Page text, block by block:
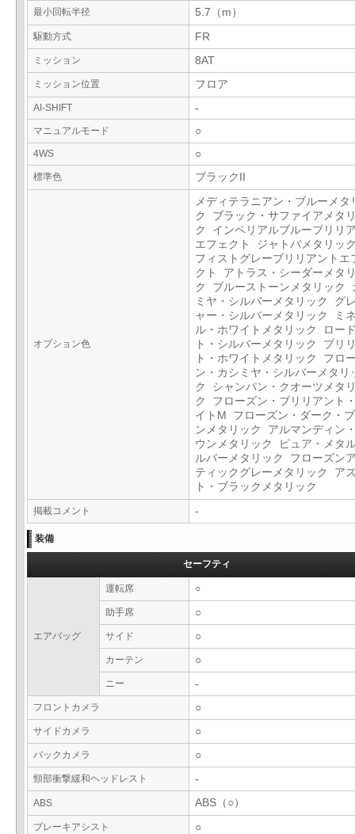
最小回転半径 5.7（m）
駆動方式 FR
ミッション 8AT
ミッション位置 フロア
AI-SHIFT -
マニュアルモード ○
4WS ○
標準色 ブラックII
オプション色
メディテラニアン・ブルーメタ
ク ブラック・サファイアメタ
ク インペリアルブルーブリリ
エフェクト ジャトバメタリッ
フィストグレーブリリアントエ
クト アトラス・シーダーメタ
ク ブルーストーンメタリック
ミヤ・シルバーメタリック グ
ャー・シルバーメタリック ミ
ル・ホワイトメタリック ロー
ト・シルバーメタリック ブリ
ト・ホワイトメタリック フロ
ン・カシミヤ・シルバーメタリ
ク シャンパン・クオーツメタ
ク フローズン・ブリリアント
イトM フローズン・ダーク・
ンメタリック アルマンディン
ウンメタリック ピュア・メタ
ルバーメタリック フローズン
ティックグレーメタリック ア
ト・ブラックメタリック
掲載コメント -
装備
セーフティ
エアバッグ
運転席 ○
助手席 ○
サイド ○
カーテン ○
ニー -
フロントカメラ ○
サイドカメラ ○
バックカメラ ○
頸部衝撃緩和ヘッドレスト -
ABS ABS（○）
ブレーキアシスト ○